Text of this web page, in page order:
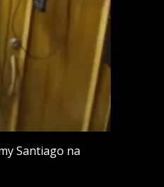
Santiago na